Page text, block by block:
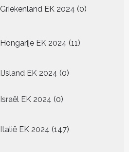
Griekenland EK 2024 0
producten
Hongarije EK 2024 11
producten
IJsland EK 2024 00
Israël EK 2024 00
Italië EK 2024 147
producten